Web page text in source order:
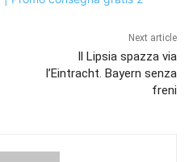
Next article
Il Lipsia spazza via
l’Eintracht. Bayern senza
freni